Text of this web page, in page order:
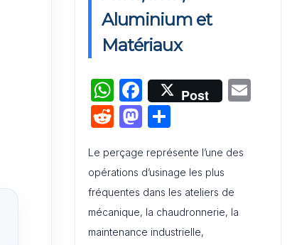
Activation de Marque : Mise en
Œuvre et Modèle de Feuille de
Route
Audit de Communication
Interne et Externe : Canevas
Word
Aluminium et
Matériaux
W
h
at
s
A
p
p
F
a
c
e
b
o
o
Post
R
d
di
t
M
st
o
d
o
ta
g
er
Le perçage représente l’une des
opérations d’usinage les plus
fréquentes dans les ateliers de
mécanique, la chaudronnerie, la
maintenance industrielle,